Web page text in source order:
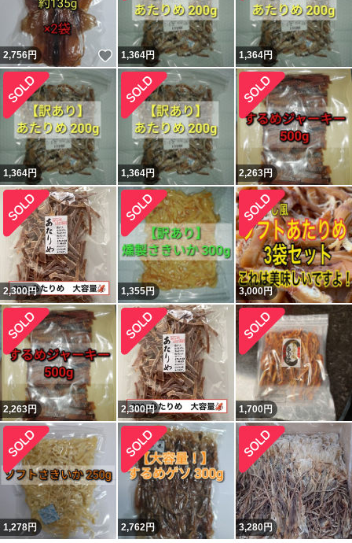
2,756円 いいね！
1,364円 1,364円
1,364円 1,364円 2,263円
2,300円 1,355円 3,000円
2,263円 2,300円 1,700円
1,278円 2,762円 3,280円